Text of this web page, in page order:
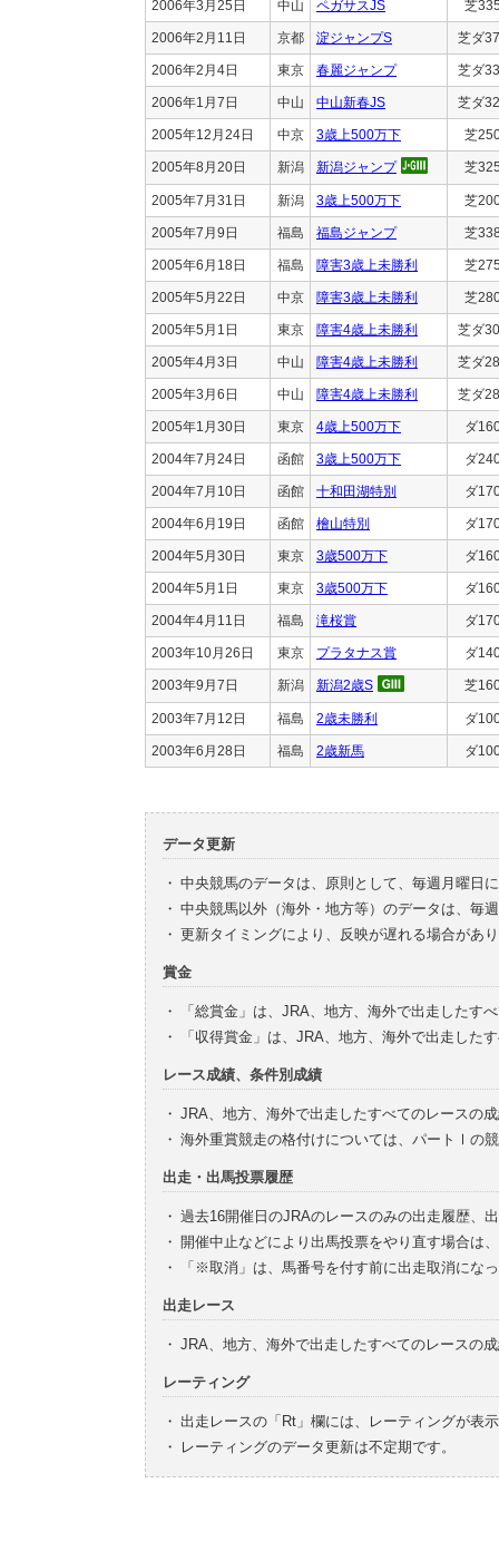
2006年3月25日 中山 ペガサスJS 芝
2006年2月11日 京都 淀ジャンプS 芝ダ
2006年2月4日 東京 春麗ジャンプ 芝ダ
2006年1月7日 中山 中山新春JS 芝ダ
2005年12月24日 中京 3歳上500万下 芝
2005年8月20日 新潟 新潟ジャンプ 芝
2005年7月31日 新潟 3歳上500万下 芝
2005年7月9日 福島 福島ジャンプ 芝
2005年6月18日 福島 障害3歳上未勝利 芝
2005年5月22日 中京 障害3歳上未勝利 芝
2005年5月1日 東京 障害4歳上未勝利 芝ダ
2005年4月3日 中山 障害4歳上未勝利 芝ダ
2005年3月6日 中山 障害4歳上未勝利 芝ダ
2005年1月30日 東京 4歳上500万下 ダ
2004年7月24日 函館 3歳上500万下 ダ
2004年7月10日 函館 十和田湖特別 ダ
2004年6月19日 函館 檜山特別 ダ
2004年5月30日 東京 3歳500万下 ダ
2004年5月1日 東京 3歳500万下 ダ
2004年4月11日 福島 滝桜賞 ダ
2003年10月26日 東京 プラタナス賞 ダ
2003年9月7日 新潟 新潟2歳S 芝
2003年7月12日 福島 2歳未勝利 ダ
2003年6月28日 福島 2歳新馬 ダ
データ更新
・ 中央競馬のデータは、原則として、毎週月曜日
・ 中央競馬以外（海外・地方等）のデータは、毎
・ 更新タイミングにより、反映が遅れる場合があ
賞金
・
「総賞金」は、JRA、地方、海外で出走したす
・
「収得賞金」は、JRA、地方、海外で出走した
レース成績、条件別成績
・ JRA、地方、海外で出走したすべてのレースの
・ 海外重賞競走の格付けについては、パートⅠの
出走・出馬投票履歴
・ 過去16開催日のJRAのレースのみの出走履歴、
・ 開催中止などにより出馬投票をやり直す場合は
・
「※取消」は、馬番号を付す前に出走取消にな
出走レース
・ JRA、地方、海外で出走したすべてのレースの
レーティング
・ 出走レースの「Rt」欄には、レーティングが表
・
レーティングのデータ更新は不定期です。